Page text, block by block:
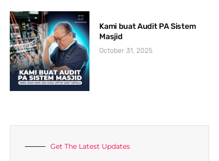
Kami buat Audit PA Sistem
Masjid
October 31, 2025
Get The Latest Updates